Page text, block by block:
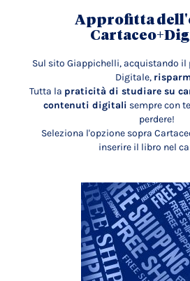
Approfitta
Sul sito Giappichelli, acquistando il
Digitale,
Tutta la praticità di studiare su
contenuti digitali sempre con
perdere!
Seleziona l'opzione sopra
inserire il libro nel